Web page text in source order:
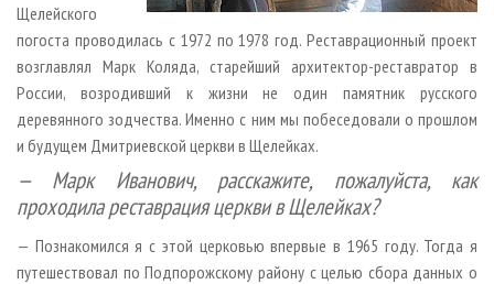
Щелейского
погоста проводилась с 1972 по 1978 год. Реставрационный проект
возглавлял Марк Коляда, старейший архитектор-реставратор в
России, возродивший к жизни не один памятник русского
деревянного зодчества. Именно с ним мы побеседовали о прошлом
и будущем Дмитриевской церкви в Щелейках.
— Марк Иванович, расскажите, пожалуйста, как
проходила реставрация церкви в Щелейках?
— Познакомился я с этой церковью впервые в 1965 году. Тогда я
путешествовал по Подпорожскому району с целью сбора данных о